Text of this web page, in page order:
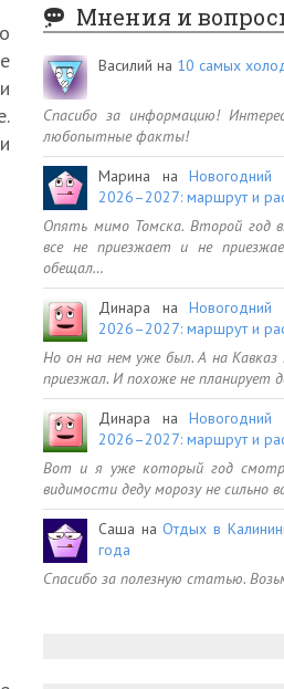
Мнения и
Василий на 10 самых
Спасибо за информацию!
любопытные факты!
Марина на
2026–2027: маршрут и
Опять мимо Томска. Второй год
все не приезжает и не
обещал…
Динара на
2026–2027: маршрут и
Но он на нем уже был. А на Кавказ
приезжал. И похоже не планирует
Динара на
2026–2027: маршрут и
Вот и я уже который год
видимости деду морозу не сильно
Саша наОтдых в
года
Спасибо за полезную статью.